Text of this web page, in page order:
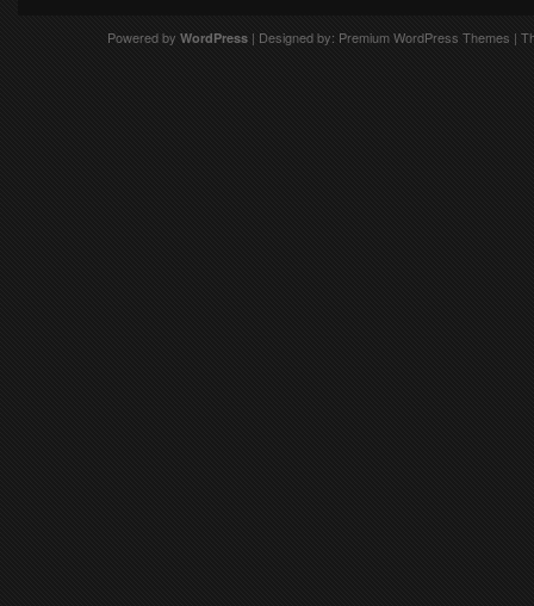
Powered by WordPress| Designed by: Premium WordPress Themes |